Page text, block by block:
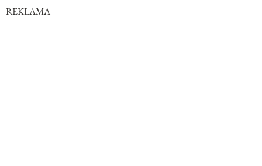
REKLAMA